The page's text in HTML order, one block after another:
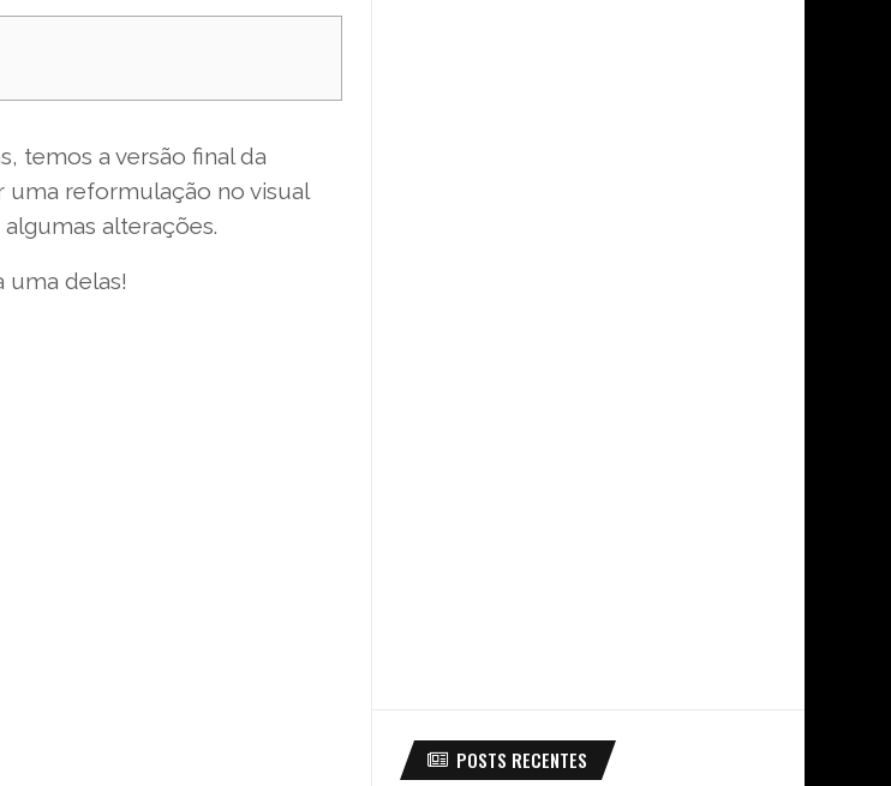
temos a versão final da
uma reformulação no visual
alterações.
uma delas!
POSTS RECENTES